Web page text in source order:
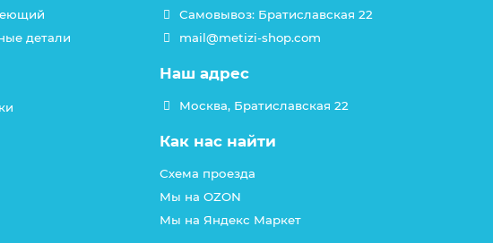
детали
Самовывоз: Братиславская 22
mail@metizi-shop.com
Наш адрес
Москва, Братиславская 22
Как нас найти
Схема проезда
Мы на OZON
Мы на Яндекс Маркет